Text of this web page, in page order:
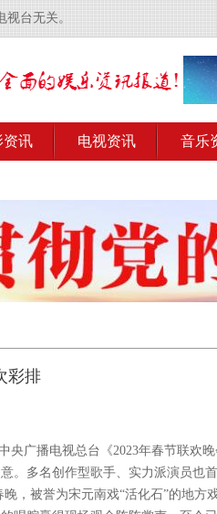
台无关。
资讯 电视资讯 音乐
彩排
广播电视总台《2023年春节联欢
。多名创作型歌手、实力派演员也
被誉为宋元南戏“活化石”的地方